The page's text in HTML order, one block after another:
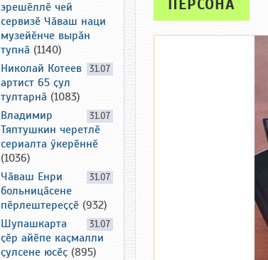
ПЕРСОНА
эрешӗллӗ чей
сервизӗ Чӑваш наци
музейӗнче вырӑн
тупнӑ (1140)
31.07
Николай Котеев
артист 65 ҫул
тултарнӑ (1083)
31.07
Владимир
Тяптушкин черетлӗ
сериалта ӳкерӗннӗ
(1036)
31.07
Чӑваш Енри
больницӑсене
пӗрлештереҫҫӗ (932)
31.07
Шупашкарта
ҫӗр айӗпе каҫмалли
ҫулсене юсӗҫ (895)